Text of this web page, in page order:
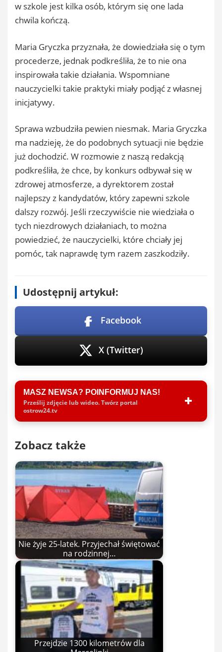
w szkole jest kilka osób, którym się one lada
chwila kończą.
Maria Gryczka przyznała, że dowiedziała się o tym
procederze, jednak podkreśliła, że to nie ona
inspirowała takie działania. Wspomniane
nauczycielki takie praktyki miały podjąć z własnej
inicjatywy.
Sprawa wzbudziła pewien niesmak. Maria Gryczka
ma nadzieję, że do podobnych sytuacji nie będzie
już dochodzić. W rozmowie z naszą redakcją
podkreśliła, że chce, by konkurs odbywał się w
zdrowej atmosferze, a dyrektorem został
najlepszy z kandydatów, który zapewni szkole
dalszy rozwój. Jeśli rzeczywiście nie wiedziała o
tych niezdrowych działaniach, to można
powiedzieć, że nauczycielki, które chciały jej
pomóc, tak naprawdę tym razem zaszkodziły.
Udostępnij artykuł:
Facebook
X (Twitter)
MASZ NEWSA? POINFORMUJ NAS!
Prześlij zdjęcie lub wideo. Twórz portal
ostrow24.tv
Zobacz także
Nie żyje 25-latek. Przyjechał świętować
na rodzinnej…
Przejdzie 1300 kilometrów dla